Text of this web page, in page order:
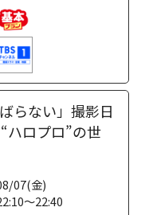
らない」撮影日
ロプロ”の世
07(金)
～22:40